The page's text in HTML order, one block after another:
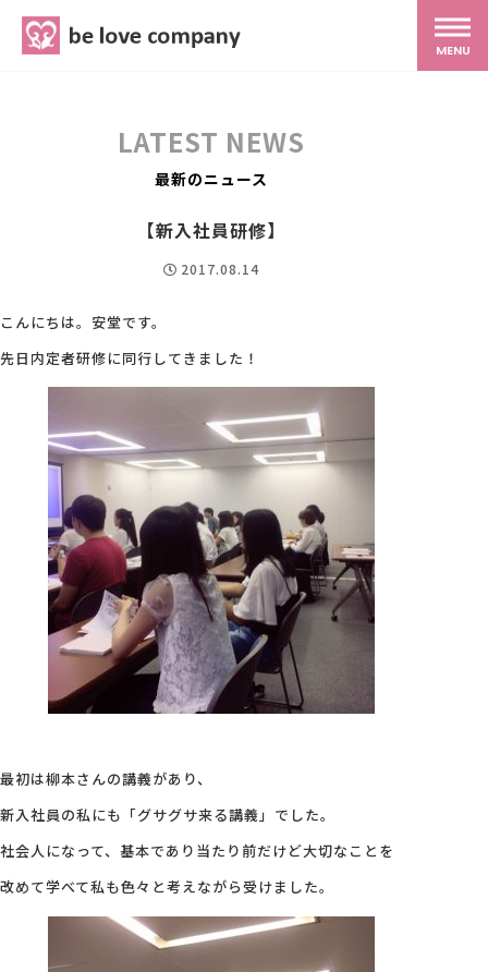
MENU
MG研修
スタッフ紹介
最新ブログ
会社概要
アクセス
採用情報
LATEST NEWS
最新のニュース
【新入社員研修】
2017.08.14
こんにちは。安堂です。
先日内定者研修に同行してきました！
最初は柳本さんの講義があり、
新入社員の私にも「グサグサ来る講義」でした。
社会人になって、基本であり当たり前だけど大切なことを
改めて学べて私も色々と考えながら受けました。